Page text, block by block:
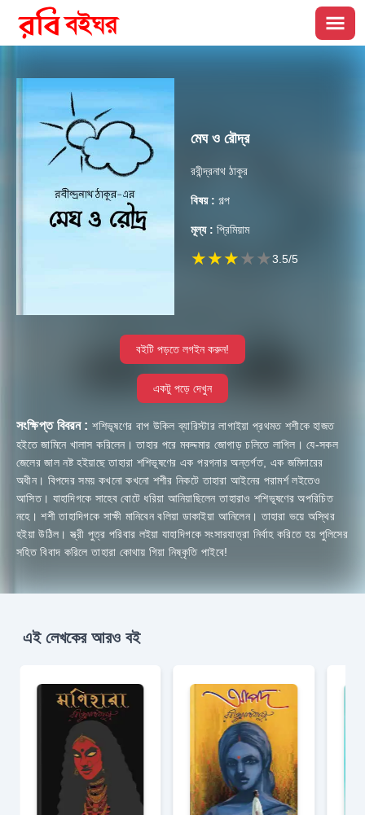
মেঘ ও রৌদ্র
রবীন্দ্রনাথ ঠাকুর
বিষয় : গল্প
মূল্য : প্রিমিয়াম
★★★★★3.5/5
বইটি পড়তে লগইন করুন!
একটু পড়ে দেখুন
সংক্ষিপ্ত বিবরন : শশিভূষণের বাপ উকিল ব্যারিস্টার লাগাইয়া প্রথমত শশীকে হাজত
হইতে জামিনে খালাস করিলেন। তাহার পরে মকদ্দমার জোগাড় চলিতে লাগিল। যে-সকল
জেলের জাল নষ্ট হইয়াছে তাহারা শশিভূষণের এক পরগনার অন্তর্গত, এক জমিদারের
অধীন। বিপদের সময় কখনো কখনো শশীর নিকটে তাহারা আইনের পরামর্শ লইতেও
আসিত। যাহাদিগকে সাহেব বোটে ধরিয়া আনিয়াছিলেন তাহারাও শশিভূষণের অপরিচিত
নহে। শশী তাহাদিগকে সাক্ষী মানিবেন বলিয়া ডাকাইয়া আনিলেন। তাহারা ভয়ে অস্থির
হইয়া উঠিল। স্ত্রী পুত্র পরিবার লইয়া যাহাদিগকে সংসারযাত্রা নির্বাহ করিতে হয় পুলিসের
সহিত বিবাদ করিলে তাহারা কোথায় গিয়া নিষ্কৃতি পাইবে!
এই লেখকের আরও বই